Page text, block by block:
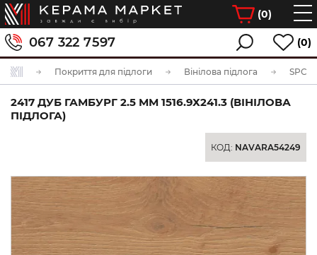
(0)
067 322 7597 (0)
Покриття для підлоги Вінілова підлога SPC
2417 ДУБ ГАМБУРГ 2.5 ММ 1516.9Х241.3 (ВІНІЛОВА
ПІДЛОГА)
КОД: NAVARA54249